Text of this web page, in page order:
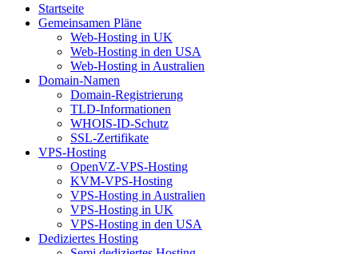
Startseite
Gemeinsamen Pläne
Web-Hosting in UK
Web-Hosting in den USA
Web-Hosting in Australien
Domain-Namen
Domain-Registrierung
TLD-Informationen
WHOIS-ID-Schutz
SSL-Zertifikate
VPS-Hosting
OpenVZ-VPS-Hosting
KVM-VPS-Hosting
VPS-Hosting in Australien
VPS-Hosting in UK
VPS-Hosting in den USA
Dediziertes Hosting